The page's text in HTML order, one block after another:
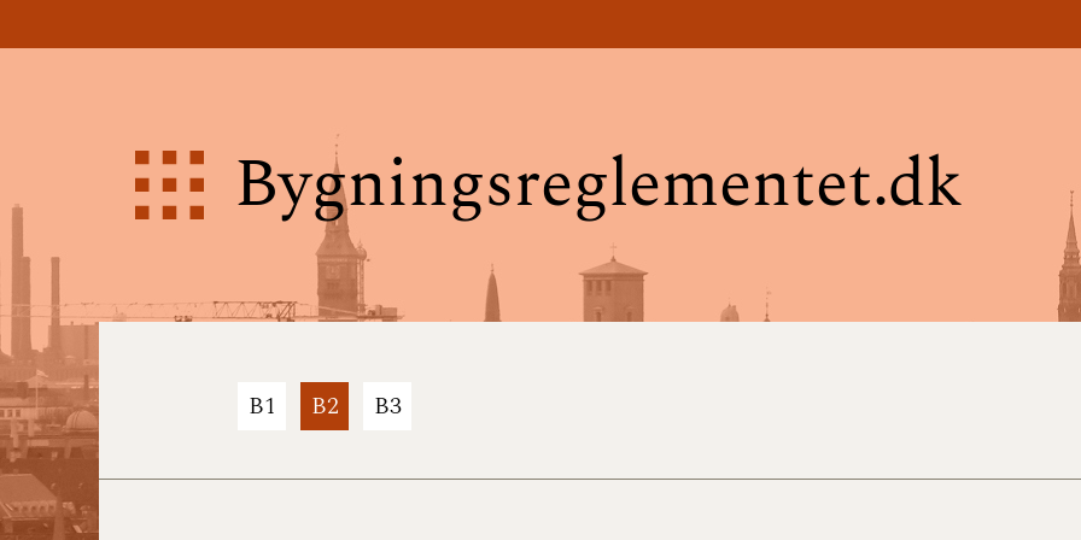
Bygningsreglementet.dk
B1 B2 B3